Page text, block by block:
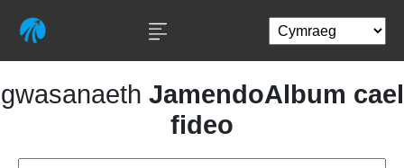
gwasanaeth JamendoAlbum cael
fideo